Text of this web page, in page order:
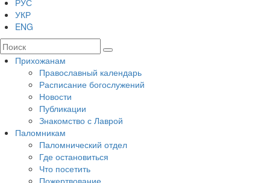
РУС
УКР
ENG
Прихожанам
Православный календарь
Расписание богослужений
Новости
Публикации
Знакомство с Лаврой
Паломникам
Паломнический отдел
Где остановиться
Что посетить
Пожертвование